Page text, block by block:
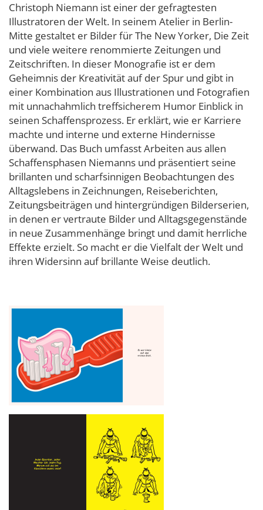
Christoph Niemann ist einer der gefragtesten
Illustratoren der Welt. In seinem Atelier in Berlin-
Mitte gestaltet er Bilder für The New Yorker, Die Zeit
und viele weitere renommierte Zeitungen und
Zeitschriften. In dieser Monografie ist er dem
Geheimnis der Kreativität auf der Spur und gibt in
einer Kombination aus Illustrationen und Fotografien
mit unnachahmlich treffsicherem Humor Einblick in
seinen Schaffensprozess. Er erklärt, wie er Karriere
machte und interne und externe Hindernisse
überwand. Das Buch umfasst Arbeiten aus allen
Schaffensphasen Niemanns und präsentiert seine
brillanten und scharfsinnigen Beobachtungen des
Alltagslebens in Zeichnungen, Reiseberichten,
Zeitungsbeiträgen und hintergründigen Bilderserien,
in denen er vertraute Bilder und Alltagsgegenstände
in neue Zusammenhänge bringt und damit herrliche
Effekte erzielt. So macht er die Vielfalt der Welt und
ihren Widersinn auf brillante Weise deutlich.